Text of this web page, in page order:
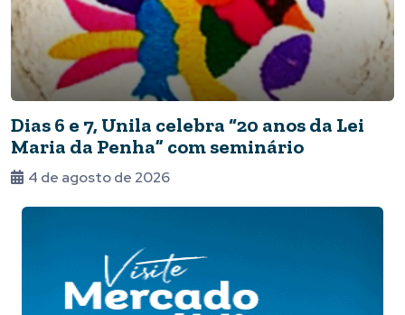
Dias 6 e 7, Unila celebra “20 anos da Lei
Maria da Penha” com seminário
4 de agosto de 2026